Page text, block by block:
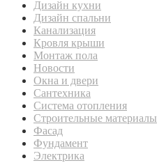
Дизайн кухни
Дизайн спальни
Канализация
Кровля крыши
Монтаж пола
Новости
Окна и двери
Сантехника
Система отопления
Строительные материалы
Фасад
Фундамент
Электрика